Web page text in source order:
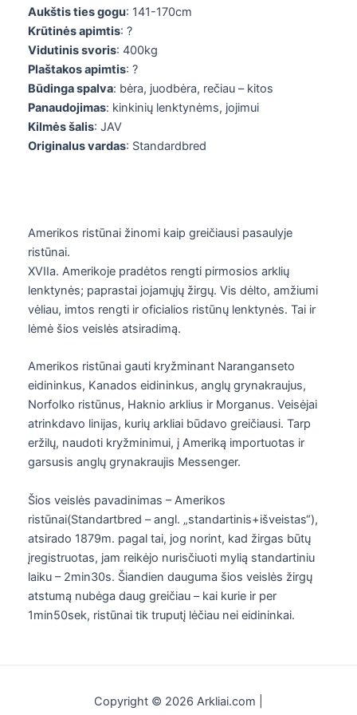
Aukštis ties gogu: 141-170cm
Krūtinės apimtis: ?
Vidutinis svoris: 400kg
Plaštakos apimtis: ?
Būdinga spalva: bėra, juodbėra, rečiau – kitos
Panaudojimas: kinkinių lenktynėms, jojimui
Kilmės šalis: JAV
Originalus vardas: Standardbred
Amerikos ristūnai žinomi kaip greičiausi pasaulyje
ristūnai.
XVIIa. Amerikoje pradėtos rengti pirmosios arklių
lenktynės; paprastai jojamųjų žirgų. Vis dėlto, amžiumi
vėliau, imtos rengti ir oficialios ristūnų lenktynės. Tai ir
lėmė šios veislės atsiradimą.
Amerikos ristūnai gauti kryžminant Naranganseto
eidininkus, Kanados eidininkus, anglų grynakraujus,
Norfolko ristūnus, Haknio arklius ir Morganus. Veisėjai
atrinkdavo linijas, kurių arkliai būdavo greičiausi. Tarp
eržilų, naudoti kryžminimui, į Ameriką importuotas ir
garsusis anglų grynakraujis Messenger.
Šios veislės pavadinimas – Amerikos
ristūnai(Standartbred – angl. „standartinis+išveistas“),
atsirado 1879m. pagal tai, jog norint, kad žirgas būtų
įregistruotas, jam reikėjo nurisčiuoti mylią standartiniu
laiku – 2min30s. Šiandien dauguma šios veislės žirgų
atstumą nubėga daug greičiau – kai kurie ir per
1min50sek, ristūnai tik truputį lėčiau nei eidininkai.
Copyright © 2026 Arkliai.com |